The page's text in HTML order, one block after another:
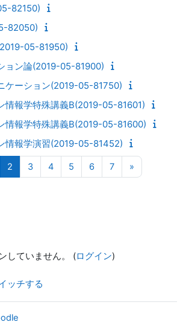
82150)
82050)
05-81950)
ョン論(2019-05-81900)
ケーション(2019-05-81750)
情報学特殊講義B(2019-05-81601)
情報学特殊講義B(2019-05-81600)
情報学演習(2019-05-81452)
ジ
ージ 1
2 ページ 2
3ページ 3
4ページ 4
5 ページ 5
6ページ 6
7ページ 7
»
していません。 (ログイン)
ッチする